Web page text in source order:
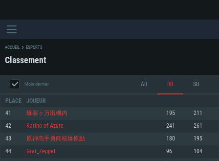
CONFIGURATION SYSTÈME REQUISE
ACCUEIL ESPORTS
Classement
Mois dernier AB RB SB
PLACE JOUEUR
41 爆装ヶ万出機内 195 211
42 Karino of Azure 241 261
43 原神高手勇闯核爆原點 180 195
44 Graf_Zeppel 96 104